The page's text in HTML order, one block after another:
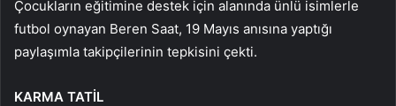
Çocukların eğitimine destek için alanında ünlü isimlerle
futbol oynayan Beren Saat, 19 Mayıs anısına yaptığı
paylaşımla takipçilerinin tepkisini çekti.
KARMA TATİL